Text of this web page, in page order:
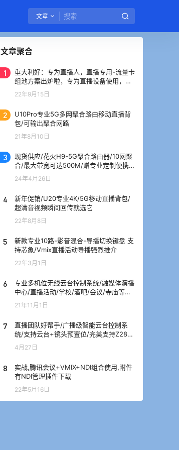
文章
文章聚合
1
重大利好：专为直播人，直播专用-流量卡
组池方案出炉啦，专为直播设备使用，没
有之一
22年9月15日
2
U10Pro专业5G多网聚合路由移动直播背
包/可输出聚合网路
21年8月10日
3
现货供应/花火H9-5G聚合路由器/10网聚
合/最大带宽可达500M/赠专业定制便携
24年4月26日
4
新年促销/U20专业4K/5G移动直播背包/
超清音视频瞬间回传就选它
22年8月8日
5
新款专业10路-影音混合-导播切换键盘 支
持芯象/Vmix直播活动导播强烈推介
22年3月1日
6
专业多机位无线云台控制系统/融媒体演播
中心/直播活动/学校/酒吧/会议/寺庙等解
决方案
21年11月1日
7
直播团队好帮手/广播级智能云台控制系
统/支持云台+镜头预置位/完美支持Z280
摄像机/优秀的遥控手感,顺滑流畅
4月27日
8
实战,腾讯会议+VMIX+NDI组合使用,附件
有NDI管理插件下载
22年5月16日